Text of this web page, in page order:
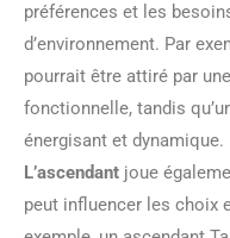
préférences et les
d’environnement. Par
pourrait être attiré par
fonctionnelle, tandis
énergisant et dynamique.
L’ascendant joue
peut influencer les choix